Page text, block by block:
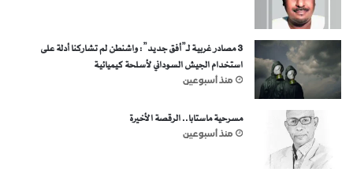
3 مصادر غربية لـ”أفق جديد”: واشنطن لم تشاركنا أدلة على
استخدام الجيش السوداني لأسلحة كيميائية
منذ أسبوعين
مسرحية ماستابا.. الرقصة الأخيرة
منذ أسبوعين